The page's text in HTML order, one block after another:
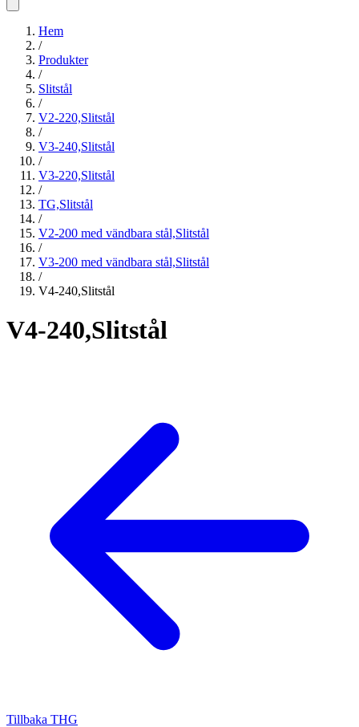
Hem
/
Produkter
/
Slitstål
/
V2-220,Slitstål
/
V3-240,Slitstål
/
V3-220,Slitstål
/
TG,Slitstål
/
V2-200 med vändbara stål,Slitstål
/
V3-200 med vändbara stål,Slitstål
/
V4-240,Slitstål
V4-240,Slitstål
Tillbaka THG